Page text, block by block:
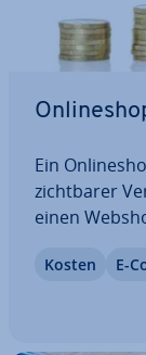
Ein
zicht­ba­rer
einen
Antwort ist
wenigen
Kosten E-